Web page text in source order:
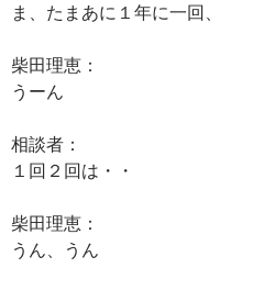
ま、たまあに１年に一回、
柴田理恵：
うーん
相談者：
１回２回は・・
柴田理恵：
うん、うん